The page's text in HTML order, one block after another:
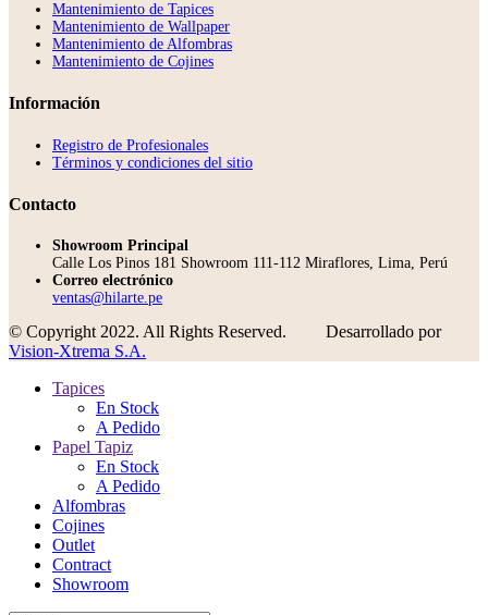
Mantenimiento de Tapices
Mantenimiento de Wallpaper
Mantenimiento de Alfombras
Mantenimiento de Cojines
Información
Registro de Profesionales
Términos y condiciones del sitio
Contacto
Showroom Principal
Calle Los Pinos 181 Showroom 111-112 Miraflores, Lima, Perú
Correo electrónico
ventas@hilarte.pe
© Copyright 2022. All Rights Reserved.
Desarrollado por
Vision-Xtrema S.A.
Tapices
En Stock
A Pedido
Papel Tapiz
En Stock
A Pedido
Alfombras
Cojines
Outlet
Contract
Showroom